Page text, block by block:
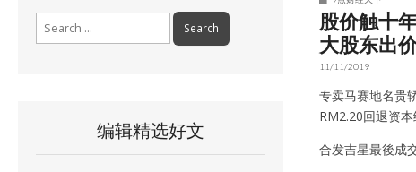
股价触十
大股东出
11/11/2019
专卖马赛地名贵
RM2.20回退资
合发吉星最後成
编辑精选好文